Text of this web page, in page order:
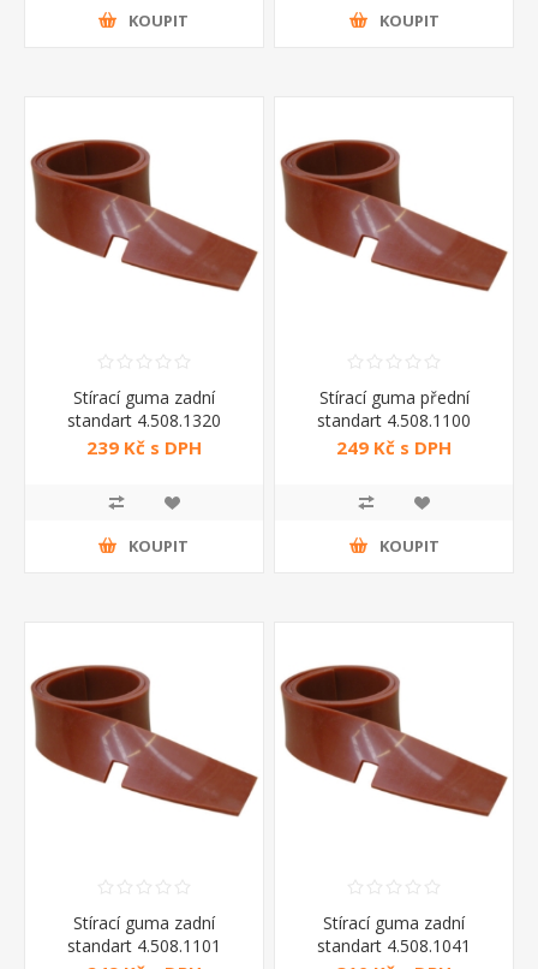
KOUPIT KOUPIT
Stírací guma zadní
standart 4.508.1320
239 Kč s DPH
KOUPIT
Stírací guma přední
standart 4.508.1100
249 Kč s DPH
KOUPIT
Stírací guma zadní
standart 4.508.1101
Stírací guma zadní
standart 4.508.1041